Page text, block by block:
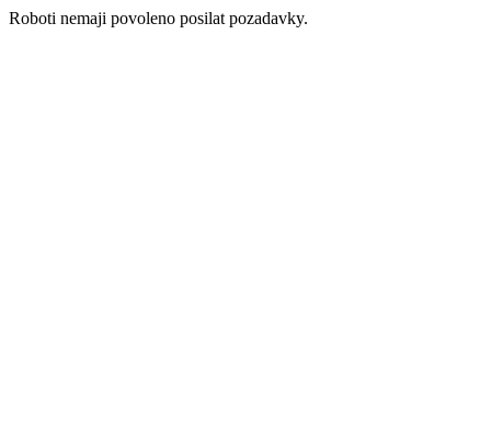
Roboti nemaji povoleno posilat pozadavky.